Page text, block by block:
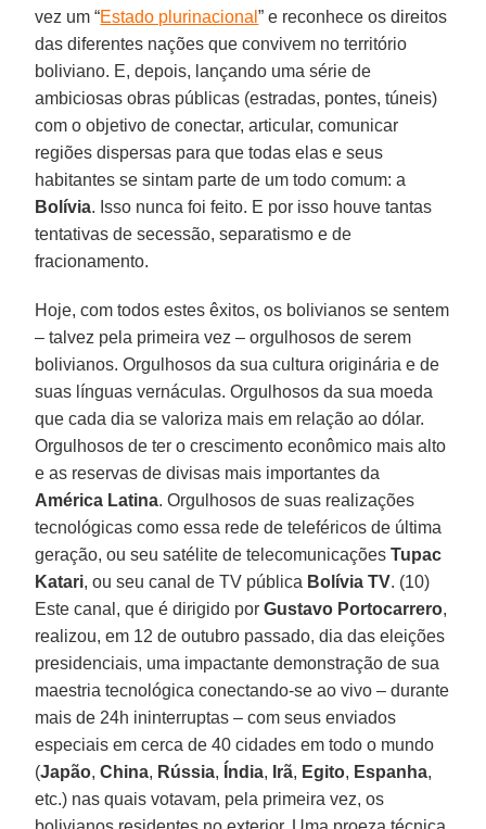
vez um “Estado plurinacional” e reconhece os direitos
das diferentes nações que convivem no território
boliviano. E, depois, lançando uma série de
ambiciosas obras públicas (estradas, pontes, túneis)
com o objetivo de conectar, articular, comunicar
regiões dispersas para que todas elas e seus
habitantes se sintam parte de um todo comum: a
Bolívia. Isso nunca foi feito. E por isso houve tantas
tentativas de secessão, separatismo e de
fracionamento.
Hoje, com todos estes êxitos, os bolivianos se sentem
– talvez pela primeira vez – orgulhosos de serem
bolivianos. Orgulhosos da sua cultura originária e de
suas línguas vernáculas. Orgulhosos da sua moeda
que cada dia se valoriza mais em relação ao dólar.
Orgulhosos de ter o crescimento econômico mais alto
e as reservas de divisas mais importantes da
América Latina. Orgulhosos de suas realizações
tecnológicas como essa rede de teleféricos de última
geração, ou seu satélite de telecomunicaçõesTupac
Katari, ou seu canal de TV pública Bolívia TV. (10)
Este canal, que é dirigido porGustavo Portocarrero,
realizou, em 12 de outubro passado, dia das eleições
presidenciais, uma impactante demonstração de sua
maestria tecnológica conectando-se ao vivo – durante
mais de 24h ininterruptas – com seus enviados
especiais em cerca de 40 cidades em todo o mundo
(Japão,China, Rússia, Índia, Irã, Egito, Espanha,
etc.) nas quais votavam, pela primeira vez, os